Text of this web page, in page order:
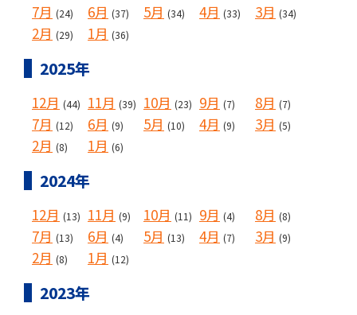
7月 (24) 6月 (37) 5月 (34) 4月 (33) 3月 (34)
2月 (29) 1月 (36)
2025年
12月 (44) 11月 (39) 10月 (23) 9月 (7) 8月 (7)
7月 (12) 6月 (9) 5月 (10) 4月 (9) 3月 (5)
2月 (8) 1月 (6)
2024年
12月 (13) 11月 (9) 10月 (11) 9月 (4) 8月 (8)
7月 (13) 6月 (4) 5月 (13) 4月 (7) 3月 (9)
2月 (8) 1月 (12)
2023年